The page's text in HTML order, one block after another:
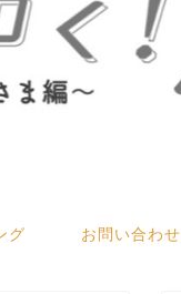
グ お問い合わせ